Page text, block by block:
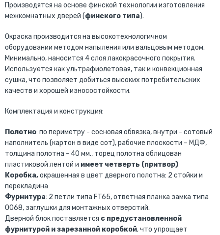
Производятся на основе финской технологии изготовления
межкомнатных дверей (финского типа).
Окраска производится на высокотехнологичном
оборудовании методом напыления или вальцовым методом.
Минимально, наносится 4 слоя лакокрасочного покрытия.
Используется как ультрафиолетовая, так и конвекционная
сушка, что позволяет добиться высоких потребительских
качеств и хорошей износостойкости.
Комплектация и конструкция:
Полотно: по периметру - сосновая обвязка, внутри - сотовый
наполнитель (картон в виде сот), рабочие плоскости – МДФ,
толщина полотна - 40 мм., торец полотна облицован
пластиковой лентой и имеет четверть (притвор)
Коробка,окрашенная в цвет дверного полотна: 2 стойки и
перекладина
Фурнитура: 2 петли типа FT65, ответная планка замка типа
0068, заглушки для монтажных отверстий.
Дверной блок поставляется с предустановленной
фурнитурой и зарезанной коробкой, что упрощает